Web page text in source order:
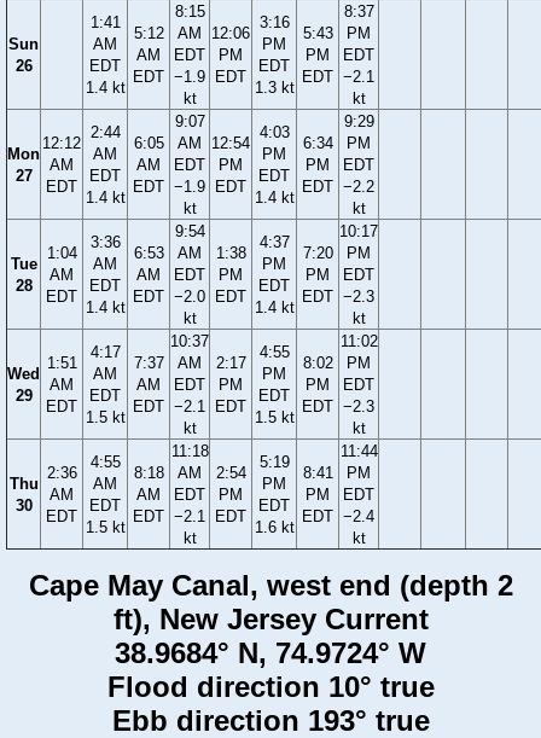
Sun
26
1:41
AM
EDT
1.4 kt
5:12
AM
EDT
8:15
AM
EDT
−1.9
kt
12:06
PM
EDT
3:16
PM
EDT
1.3 kt
5:43
PM
EDT
8:37
PM
EDT
−2.1
kt
Mon
27
12:12
AM
EDT
2:44
AM
EDT
1.4 kt
6:05
AM
EDT
9:07
AM
EDT
−1.9
kt
12:54
PM
EDT
4:03
PM
EDT
1.4 kt
6:34
PM
EDT
9:29
PM
EDT
−2.2
kt
Tue
28
1:04
AM
EDT
3:36
AM
EDT
1.4 kt
6:53
AM
EDT
9:54
AM
EDT
−2.0
kt
1:38
PM
EDT
4:37
PM
EDT
1.4 kt
7:20
PM
EDT
10:17
PM
EDT
−2.3
kt
Wed
29
1:51
AM
EDT
4:17
AM
EDT
1.5 kt
7:37
AM
EDT
10:37
AM
EDT
−2.1
kt
2:17
PM
EDT
4:55
PM
EDT
1.5 kt
8:02
PM
EDT
11:02
PM
EDT
−2.3
kt
Thu
30
2:36
AM
EDT
4:55
AM
EDT
1.5 kt
8:18
AM
EDT
11:18
AM
EDT
−2.1
kt
2:54
PM
EDT
5:19
PM
EDT
1.6 kt
8:41
PM
EDT
11:44
PM
EDT
−2.4
kt
Cape May Canal, west end (depth 2
ft), New Jersey Current
38.9684° N, 74.9724° W
Flood direction 10° true
Ebb direction 193° true